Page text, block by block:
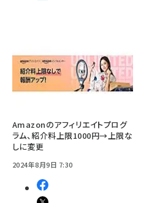
Amazonのアフィリエイトプログ
ラム、紹介料上限1000円→上限な
しに変更
2024年8月9日 7:30